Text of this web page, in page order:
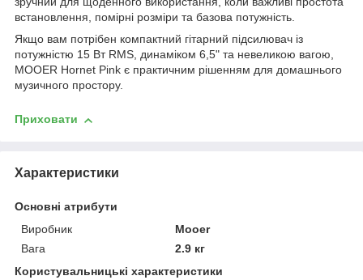
встановлення, помірні розміри та базова потужність.
Якщо вам потрібен компактний гітарний підсилювач із
потужністю 15 Вт RMS, динаміком 6,5" та невеликою вагою,
MOOER Hornet Pink є практичним рішенням для домашнього
музичного простору.
Приховати
Характеристики
Основні атрибути
Виробник
Mooer
Вага
2.9 кг
Користувальницькі характеристики